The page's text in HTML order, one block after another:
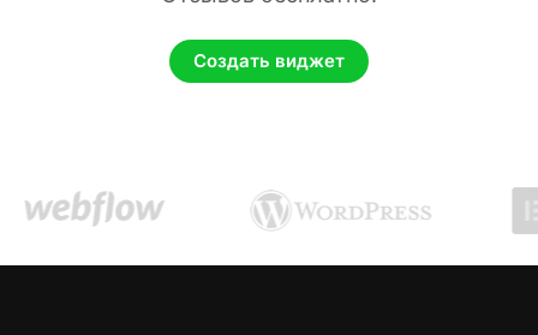
Создать виджет